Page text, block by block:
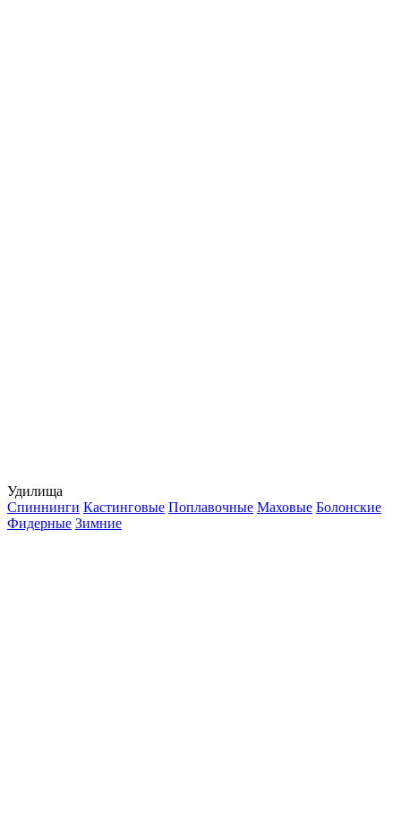
Удилища
Спиннинги Кастинговые Поплавочные Маховые Болонские
Фидерные Зимние